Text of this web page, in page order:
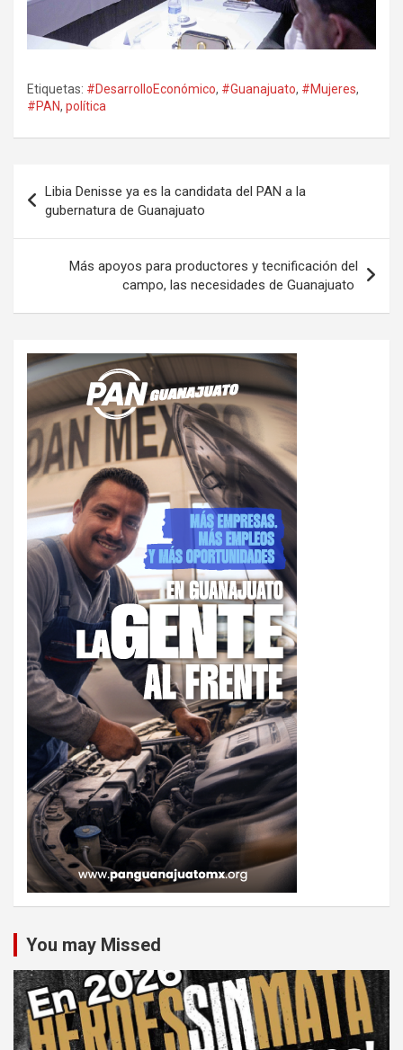
Etiquetas: #DesarrolloEconómico, #Guanajuato, #Mujeres,
#PAN, política
de
entradas
Libia Denisse ya es la candidata del PAN a la
gubernatura de Guanajuato
Más apoyos para productores y tecnificación del
campo, las necesidades de Guanajuato
You may Missed